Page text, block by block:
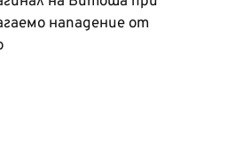
нападение от